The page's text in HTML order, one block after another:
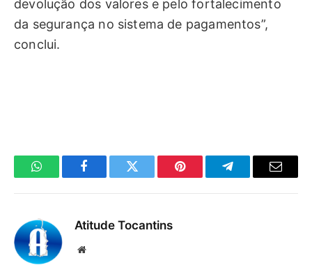
devolução dos valores e pelo fortalecimento
da segurança no sistema de pagamentos”,
conclui.
WhatsAppFacebookTwitter Pinterest TelegramaE-
Atitude Tocantins
Site